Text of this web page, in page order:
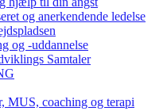
og anerkendende ledelse
og -uddannelse
Samtaler
coaching og terapi